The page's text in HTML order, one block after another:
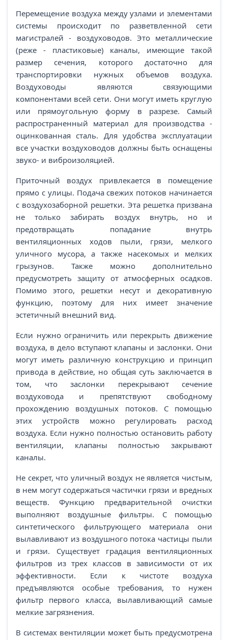
Перемещение воздуха между узлами и элементами
системы происходит по разветвленной сети
магистралей - воздуховодов. Это металлические
(реже - пластиковые) каналы, имеющие такой
размер сечения, которого достаточно для
транспортировки нужных объемов воздуха.
Воздуховоды являются связующими
компонентами всей сети. Они могут иметь круглую
или прямоугольную форму в разрезе. Самый
распространенный материал для производства -
оцинкованная сталь. Для удобства эксплуатации
все участки воздуховодов должны быть оснащены
звуко- и виброизоляцией.
Приточный воздух привлекается в помещение
прямо с улицы. Подача свежих потоков начинается
с воздухозаборной решетки. Эта решетка призвана
не только забирать воздух внутрь, но и
предотвращать попадание внутрь
вентиляционных ходов пыли, грязи, мелкого
уличного мусора, а также насекомых и мелких
грызунов. Также можно дополнительно
предусмотреть защиту от атмосферных осадков.
Помимо этого, решетки несут и декоративную
функцию, поэтому для них имеет значение
эстетичный внешний вид.
Если нужно ограничить или перекрыть движение
воздуха, в дело вступают клапаны и заслонки. Они
могут иметь различную конструкцию и принцип
привода в действие, но общая суть заключается в
том, что заслонки перекрывают сечение
воздуховода и препятствуют свободному
прохождению воздушных потоков. С помощью
этих устройств можно регулировать расход
воздуха. Если нужно полностью остановить работу
вентиляции, клапаны полностью закрывают
каналы.
Не секрет, что уличный воздух не является чистым,
в нем могут содержаться частички грязи и вредных
веществ. Функцию предварительной очистки
выполняют воздушные фильтры. С помощью
синтетического фильтрующего материала они
вылавливают из воздушного потока частицы пыли
и грязи. Существует градация вентиляционных
фильтров из трех классов в зависимости от их
эффективности. Если к чистоте воздуха
предъявляются особые требования, то нужен
фильтр первого класса, вылавливающий самые
мелкие загрязнения.
В системах вентиляции может быть предусмотрена